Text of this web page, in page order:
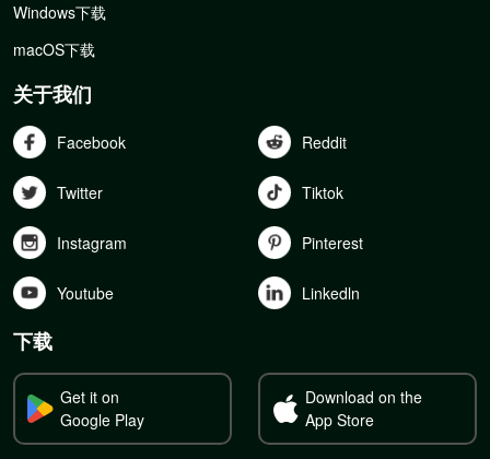
Windows下载
macOS下载
关于我们
Facebook Reddit
Twitter Tiktok
Instagram Pinterest
Youtube Linkedln
下载
Get it on
Google Play
Download on the
App Store